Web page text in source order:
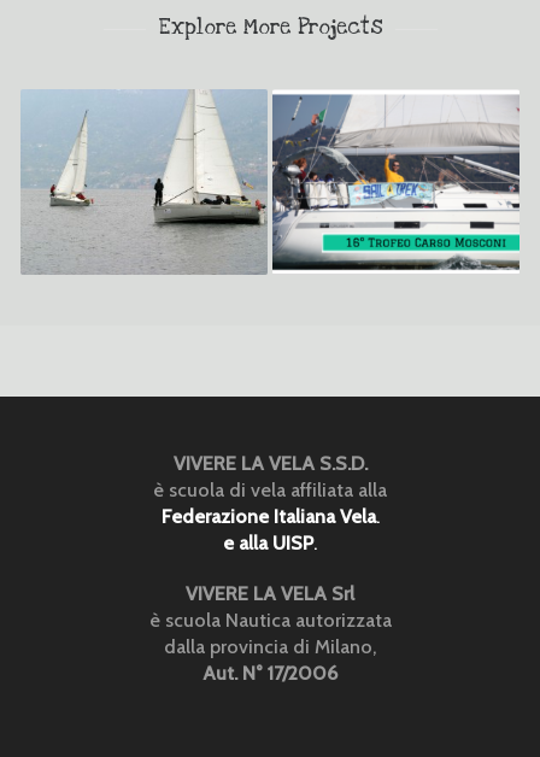
Explore More Projects
Corso Top Sail
Raduno VLV – “Trofeo
Carso Mosconi”
VIVERE LA VELA S.S.D.
è scuola di vela affiliata alla
Federazione Italiana Vela.
e alla UISP.
VIVERE LA VELA Srl
è scuola Nautica autorizzata
dalla provincia di Milano,
Aut. N° 17/2006